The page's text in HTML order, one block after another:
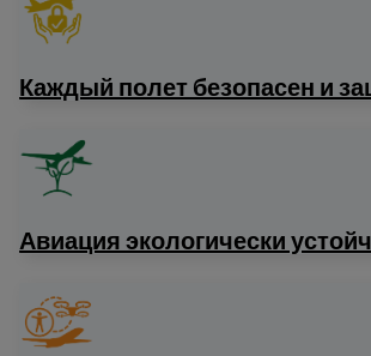
Каждый полет безопасен и
Авиация экологически